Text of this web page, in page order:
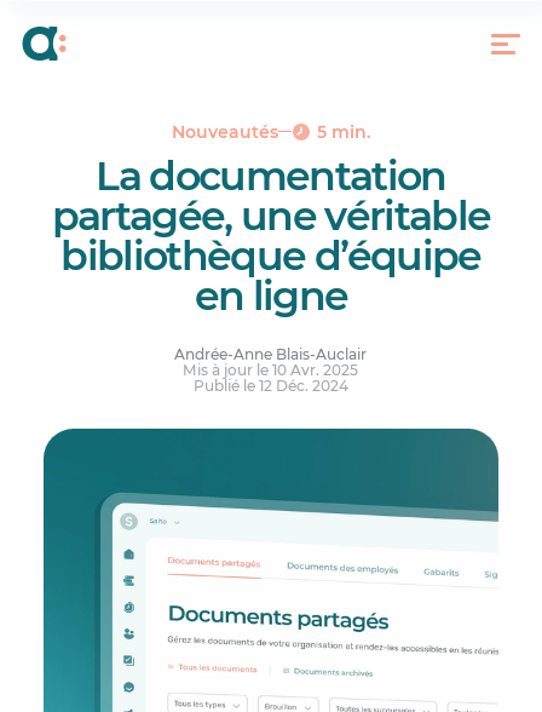
Nouveautés 5 min.
La documentation
partagée, une véritable
bibliothèque d’équipe
en ligne
Andrée-Anne Blais-Auclair
Mis à jour le 10 Avr. 2025
Publié le 12 Déc. 2024
Créer des gabarits et des dossiers pour une